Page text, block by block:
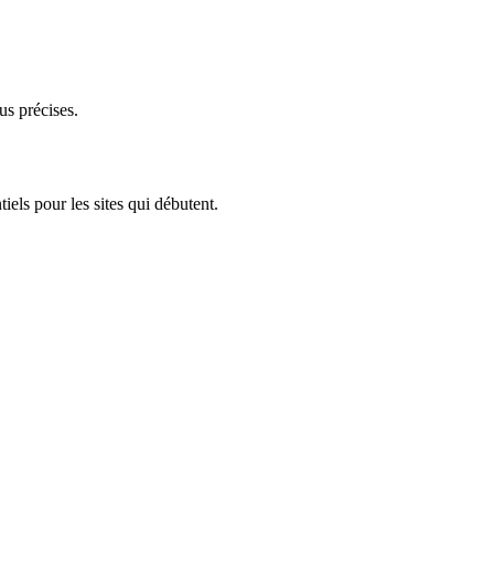
précises.
pour les sites qui débutent.